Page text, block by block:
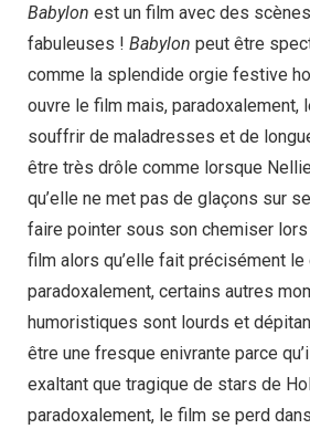
Babylon est un film avec des
fabuleuses ! Babylon peut être
comme la splendide orgie festive
ouvre le film mais, paradoxalement,
souffrir de maladresses et de
être très drôle comme lorsque
qu’elle ne met pas de glaçons sur
faire pointer sous son chemiser lors
film alors qu’elle fait précisément le
paradoxalement, certains autres
humoristiques sont lourds et
être une fresque enivrante parce
exaltant que tragique de stars de
paradoxalement, le film se perd